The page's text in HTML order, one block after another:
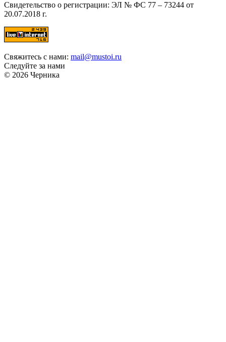
Свидетельство о регистрации: ЭЛ № ФС 77 – 73244 от
20.07.2018 г.
Свяжитесь с нами: mail@mustoi.ru
Следуйте за нами
© 2026 Черника